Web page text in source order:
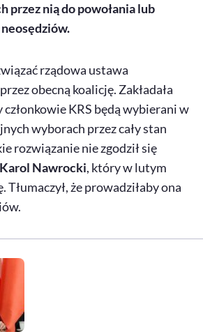
przez nią do powołania lub
rządowa ustawa
obecną koalicję. Zakładała
członkowie KRS będą wybierani w
wyborach przez cały stan
rozwiązanie nie zgodził się
Nawrocki, który w lutym
Tłumaczył, że prowadziłaby ona